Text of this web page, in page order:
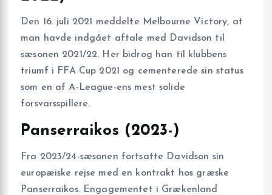
Den 16. juli 2021 meddelte Melbourne Victory, at
man havde indgået aftale med Davidson til
sæsonen 2021/22. Her bidrog han til klubbens
triumf i FFA Cup 2021 og cementerede sin status
som en af A-League-ens mest solide
forsvarsspillere.
Panserraikos (2023-)
Fra 2023/24-sæsonen fortsatte Davidson sin
europæiske rejse med en kontrakt hos græske
Panserraikos. Engagementet i Grækenland